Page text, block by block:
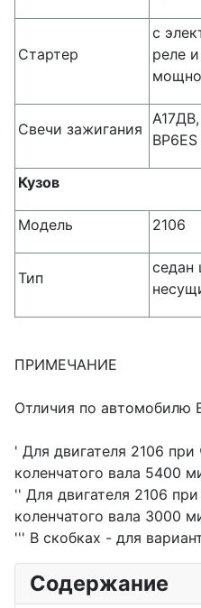
Содержание
Стартер
с
реле
Свечи зажигания
BP6ES
Кузов
Модель 2106
Тип
седан
ПРИМЕЧАНИЕ
Отличия по автомобилю
' Для двигателя 2106
коленчатого вала 5400
'' Для двигателя 2106
коленчатого вала 3000
''' В скобках - для